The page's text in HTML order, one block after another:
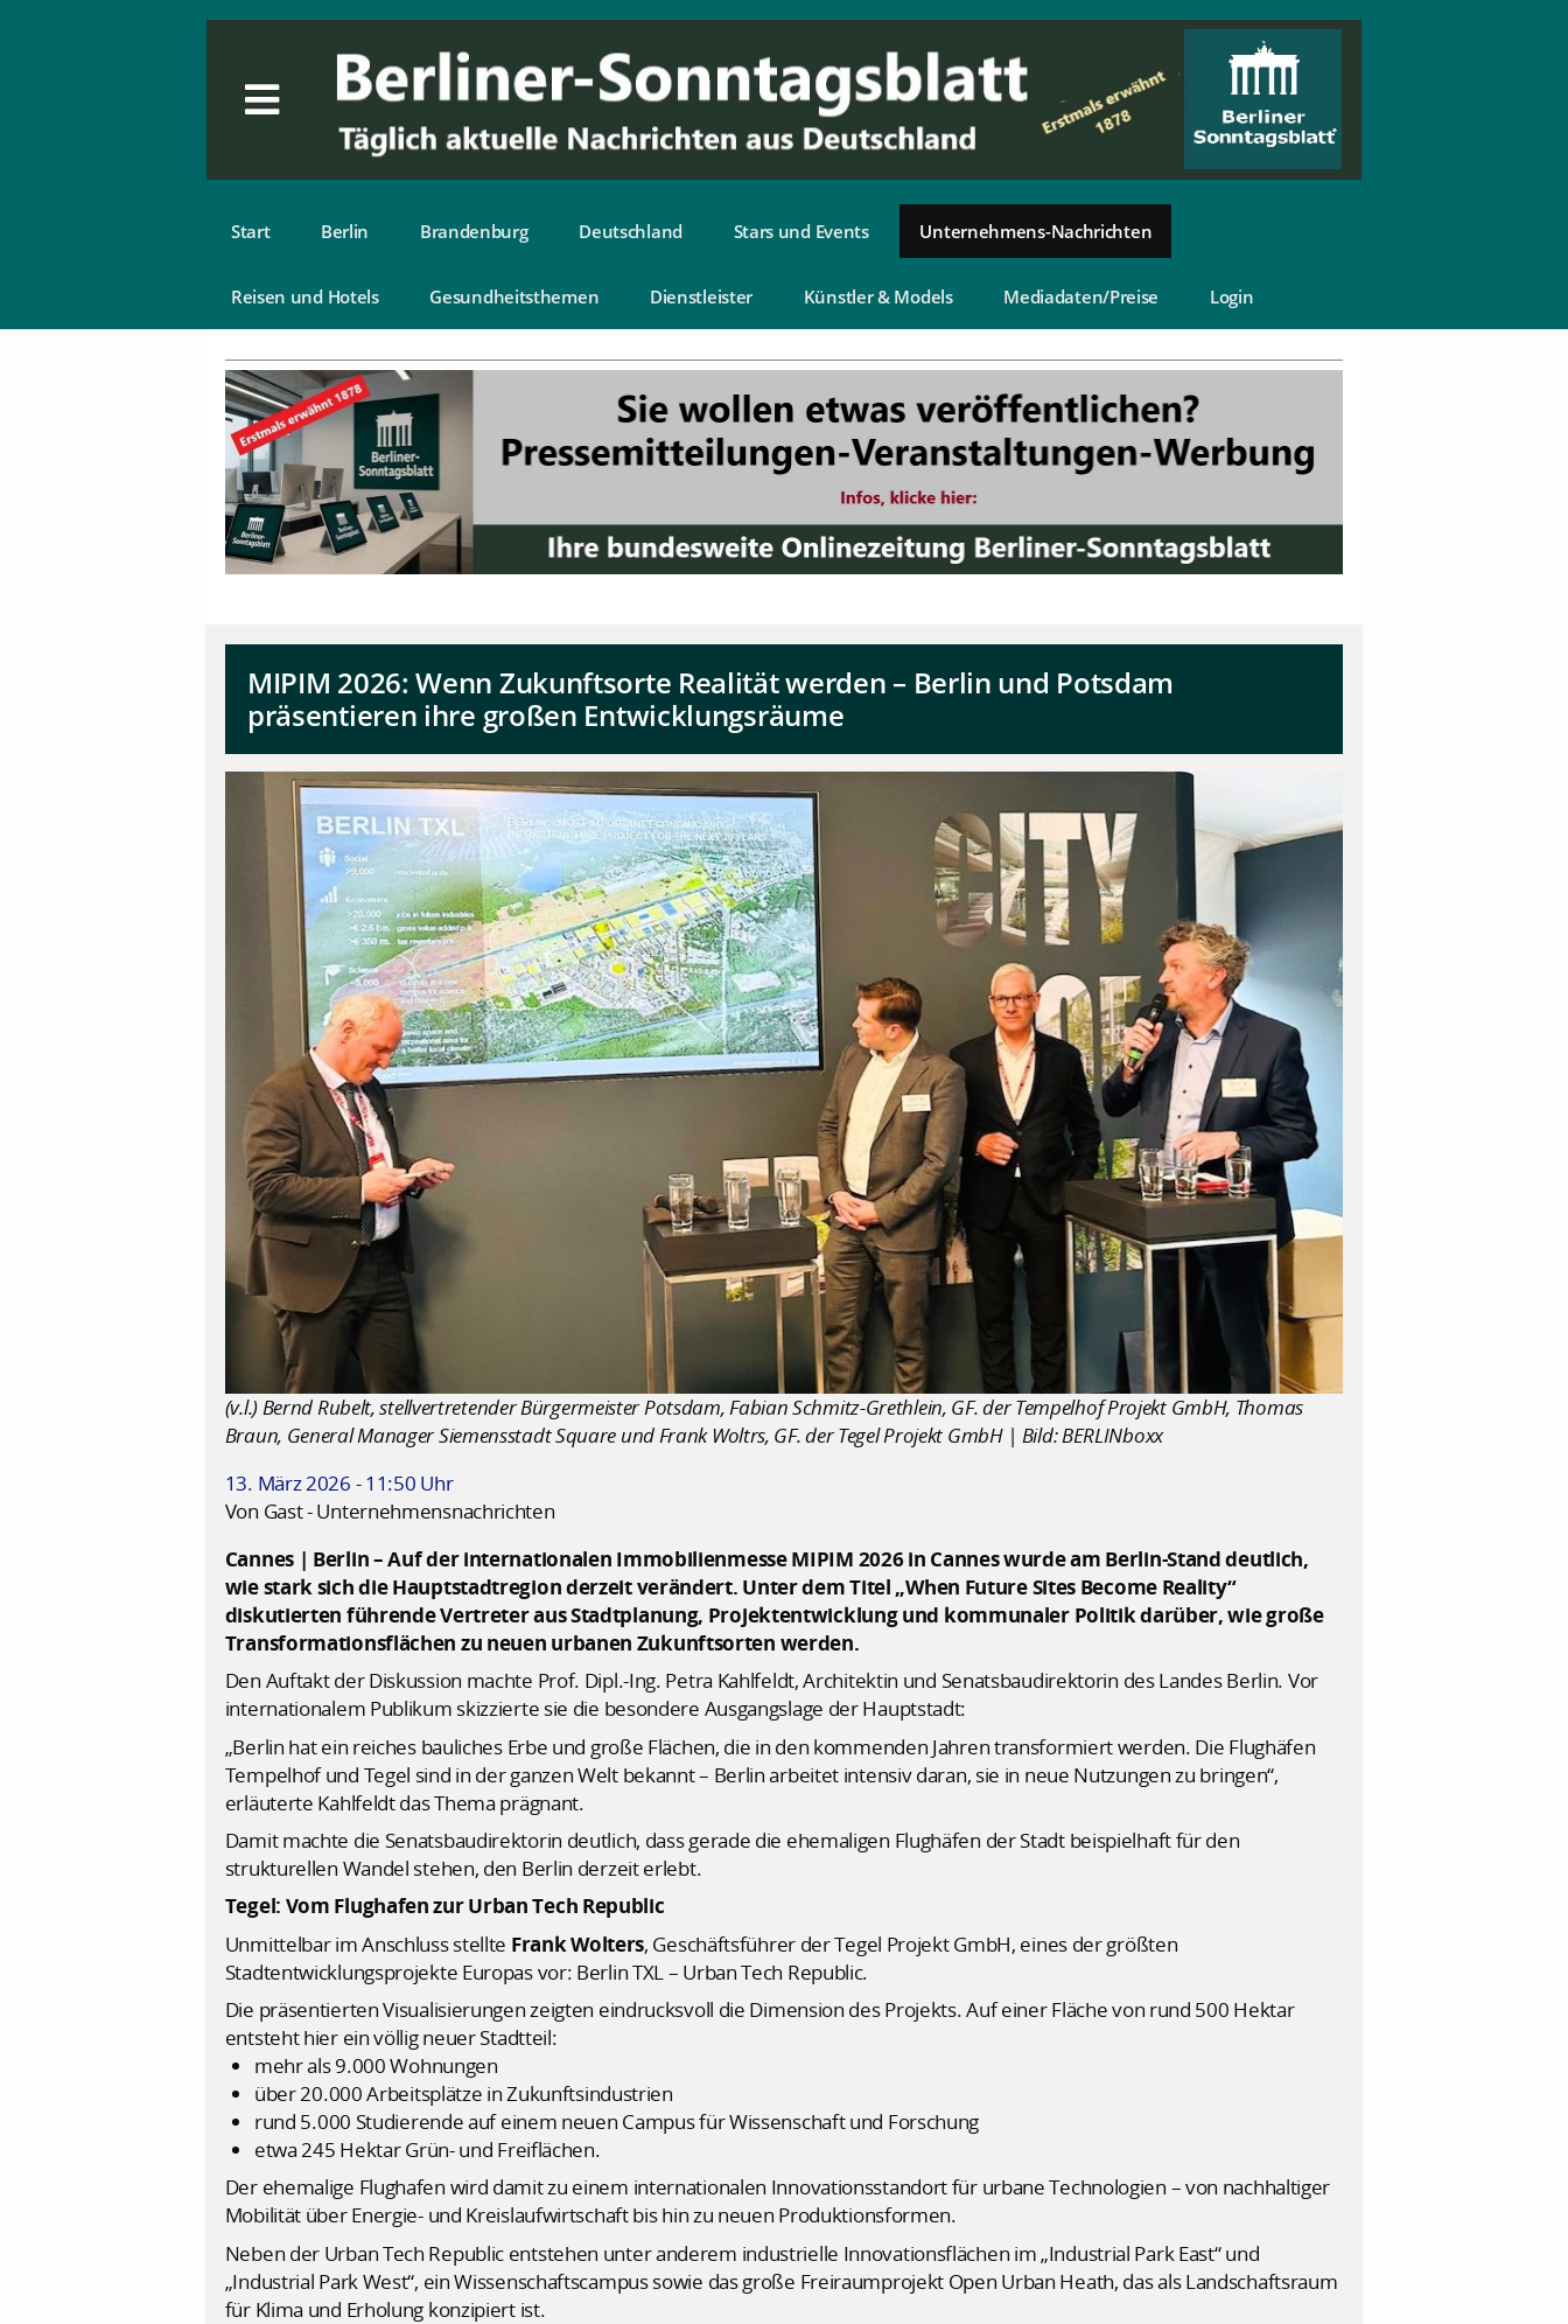
Start Berlin Brandenburg Deutschland Stars und Events Unternehmens-Nachrichten
Reisen und Hotels Gesundheitsthemen Dienstleister Künstler & Models Mediadaten/Preise Login
MIPIM 2026: Wenn Zukunftsorte Realität werden – Berlin und Potsdam
präsentieren ihre großen Entwicklungsräume
(v.l.) Bernd Rubelt, stellvertretender Bürgermeister Potsdam, Fabian Schmitz-Grethlein, GF. der Tempelhof Projekt GmbH, Thomas
Braun, General Manager Siemensstadt Square und Frank Woltrs, GF. der Tegel Projekt GmbH | Bild: BERLINboxx
13. März 2026 - 11:50 Uhr
Von Gast - Unternehmensnachrichten
Cannes | Berlin – Auf der internationalen Immobilienmesse MIPIM 2026 in Cannes wurde am Berlin-Stand deutlich,
wie stark sich die Hauptstadtregion derzeit verändert. Unter dem Titel „When Future Sites Become Reality“
diskutierten führende Vertreter aus Stadtplanung, Projektentwicklung und kommunaler Politik darüber, wie große
Transformationsflächen zu neuen urbanen Zukunftsorten werden.
Den Auftakt der Diskussion machte Prof. Dipl.-Ing. Petra Kahlfeldt, Architektin und Senatsbaudirektorin des Landes Berlin. Vor
internationalem Publikum skizzierte sie die besondere Ausgangslage der Hauptstadt:
„Berlin hat ein reiches bauliches Erbe und große Flächen, die in den kommenden Jahren transformiert werden. Die Flughäfen
Tempelhof und Tegel sind in der ganzen Welt bekannt – Berlin arbeitet intensiv daran, sie in neue Nutzungen zu bringen“,
erläuterte Kahlfeldt das Thema prägnant.
Damit machte die Senatsbaudirektorin deutlich, dass gerade die ehemaligen Flughäfen der Stadt beispielhaft für den
strukturellen Wandel stehen, den Berlin derzeit erlebt.
Tegel: Vom Flughafen zur Urban Tech Republic
Unmittelbar im Anschluss stellte Frank Wolters, Geschäftsführer der Tegel Projekt GmbH, eines der größten
Stadtentwicklungsprojekte Europas vor: Berlin TXL – Urban Tech Republic.
Die präsentierten Visualisierungen zeigten eindrucksvoll die Dimension des Projekts. Auf einer Fläche von rund 500 Hektar
entsteht hier ein völlig neuer Stadtteil:
mehr als 9.000 Wohnungen
über 20.000 Arbeitsplätze in Zukunftsindustrien
rund 5.000 Studierende auf einem neuen Campus für Wissenschaft und Forschung
etwa 245 Hektar Grün- und Freiflächen.
Der ehemalige Flughafen wird damit zu einem internationalen Innovationsstandort für urbane Technologien – von nachhaltiger
Mobilität über Energie- und Kreislaufwirtschaft bis hin zu neuen Produktionsformen.
Neben der Urban Tech Republic entstehen unter anderem industrielle Innovationsflächen im „Industrial Park East“ und
„Industrial Park West“, ein Wissenschaftscampus sowie das große Freiraumprojekt Open Urban Heath, das als Landschaftsraum
für Klima und Erholung konzipiert ist.